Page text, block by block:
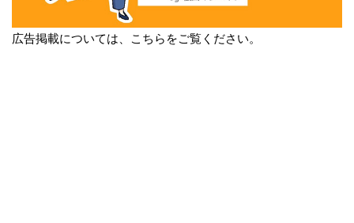
広告掲載については、こちらをご覧ください。